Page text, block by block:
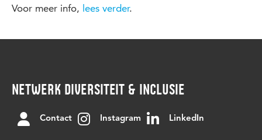
Voor meer info, lees verder.
NETWERK DIVERSITEIT & INCLUSIE
Contact Instagram LinkedIn